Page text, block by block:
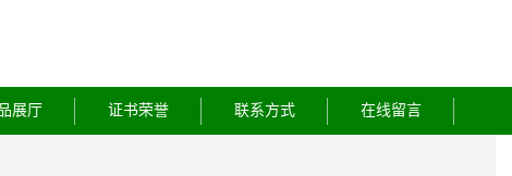
展厅 证书荣誉 联系方式 在线留言